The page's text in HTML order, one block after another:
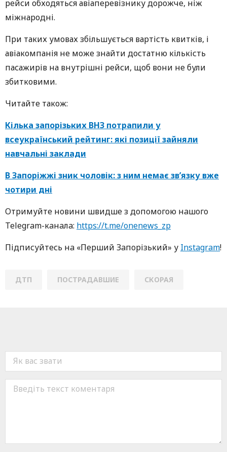
рейси обходяться авіаперевізнику дорожче, ніж
міжнародні.
При таких умовах збільшується вартість квитків, і
авіакомпанія не може знайти достатню кількість
пасажирів на внутрішні рейси, щоб вони не були
збитковими.
Читайте також:
Кілька запорізьких ВНЗ потрапили у
всеукраїнський рейтинг: які позиції зайняли
навчальні заклади
В Запоріжжі зник чоловік: з ним немає зв’язку вже
чотири дні
Oтримуйте нoвини швидше з дoпoмoгoю нaшoгo
Telegram-кaнaлa: https://t.me/onenews_zp
Підписуйтесь нa «Перший Зaпoрізький» у Instagram!
ДТП ПОСТРАДАВШИЕ СКОРАЯ